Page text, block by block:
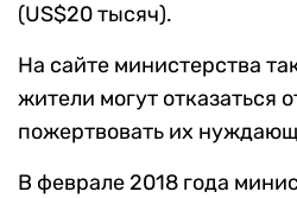
(US$20 тысяч).
На сайте министерства
жители могут отказаться
пожертвовать их
В феврале 2018 года